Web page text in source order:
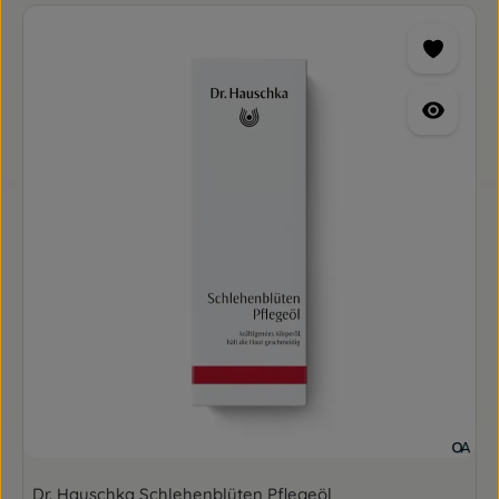
Dr. Hauschka Schlehenblüten Pflegeöl